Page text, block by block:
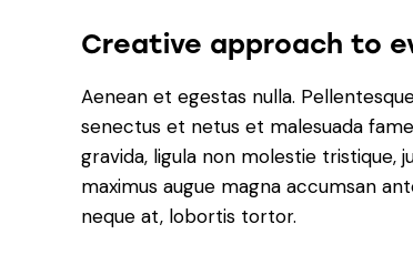
Creative approach to
Aenean et egestas nulla.
senectus et netus et malesuada
gravida, ligula non molestie tristique,
maximus augue magna accumsan
neque at, lobortis tortor.